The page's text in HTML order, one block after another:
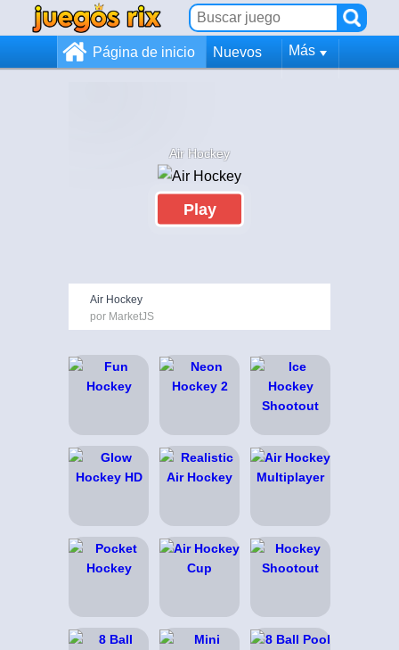
Página de inicio Nuevos Más
Air Hockey
Play
Air Hockey
por MarketJS